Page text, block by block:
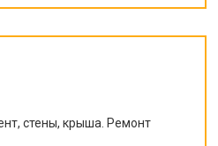
стены, крыша. Ремонт